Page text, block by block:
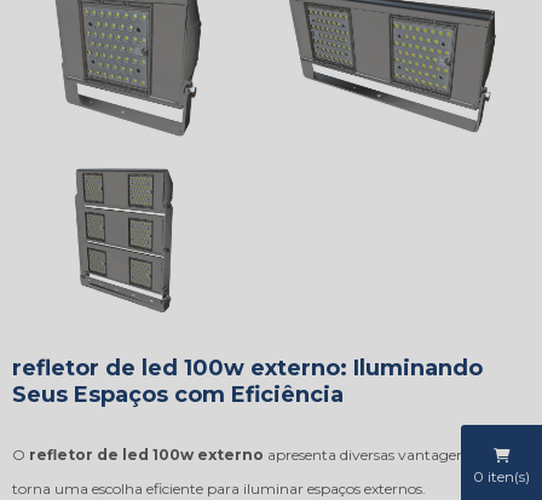
0 iten(s)
refletor de led 100w externo: Iluminando
Seus Espaços com Eficiência
O refletor de led 100w externo apresenta diversas vantagens que o
torna uma escolha eficiente para iluminar espaços externos.